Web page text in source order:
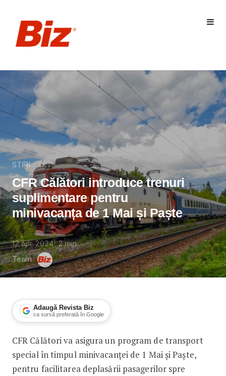
STIRI
CFR Călători introduce trenuri
suplimentare pentru
minivacanța de 1 Mai și Paște
12 apr. 2024 2min
Team
Adaugă Revista Biz
ca sursă preferată în Google
CFR Călători introduce trenuri
CFR Călători va asigura un program de transport
special în timpul minivacanței de 1 Mai și Paște,
pentru facilitarea deplasării pasagerilor spre